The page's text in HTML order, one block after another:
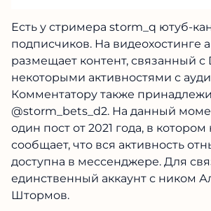
Есть у стримера storm_q ютуб-
подписчиков. На видеохостинге
размещает контент, связанный с
некоторыми активностями с
Комментатору также
@storm_bets_d2. На данный
один пост от 2021 года, в
сообщает, что вся активность
доступна в мессенджере. Для
единственный аккаунт с ником
Штормов.